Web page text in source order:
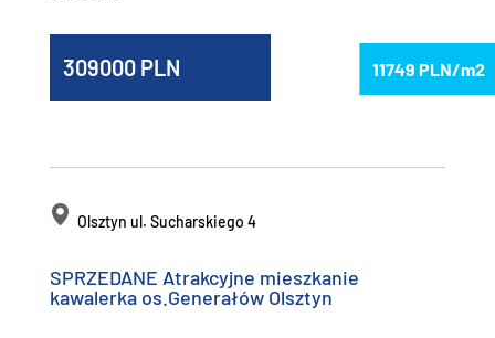
309000 11749
Olsztyn ul. Sucharskiego 4
SPRZEDANE Atrakcyjne mieszkanie
kawalerka os.Generałów Olsztyn